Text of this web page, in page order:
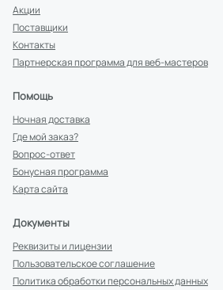
Акции
Поставщики
Контакты
Партнерская программа для веб-мастеров
Помощь
Ночная доставка
Где мой заказ?
Вопрос-ответ
Бонусная программа
Карта сайта
Документы
Реквизиты и лицензии
Пользовательское соглашение
Политика обработки персональных данных